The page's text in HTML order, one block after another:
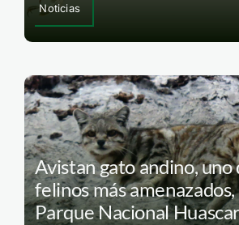
Noticias
Avistan gato andino, uno
felinos más
Parque Nacional